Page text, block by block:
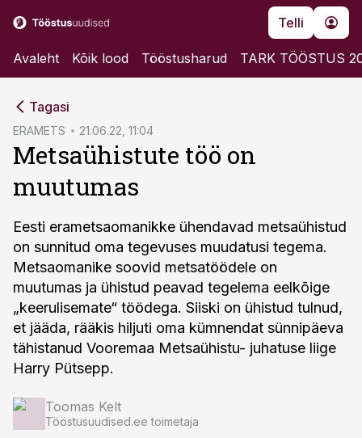
Telli
Avaleht Kõik lood Tööstusharud TARK TÖÖSTUS
Tagasi
ERAMETS 21.06.22, 11:04
Metsaühistute töö on
muutumas
Eesti erametsaomanikke ühendavad metsaühistud
on sunnitud oma tegevuses muudatusi tegema.
Metsaomanike soovid metsatöödele on
muutumas ja ühistud peavad tegelema eelkõige
„keerulisemate“ töödega. Siiski on ühistud tulnud,
et jääda, rääkis hiljuti oma kümnendat sünnipäeva
tähistanud Vooremaa Metsaühistu- juhatuse liige
Harry Pütsepp.
Toomas Kelt
Tööstusuudised.ee toimetaja